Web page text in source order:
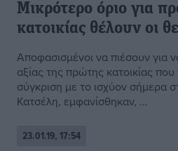
Μικρότερο όριο για
κατοικίας θέλουν οι
Αποφασισμένοι να πιέσουν για
αξίας της πρώτης κατοικίας
σύγκριση με το ισχύον σήμερα
Κατσέλη, εμφανίσθηκαν, ...
23.01.19, 17:54